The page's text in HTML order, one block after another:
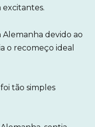
devido ao
o recomeço ideal
tão simples